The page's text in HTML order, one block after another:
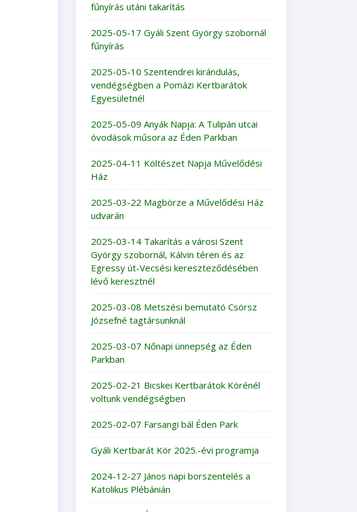
fűnyírás utáni takarítás
2025-05-17 Gyáli Szent György szobornál
fűnyírás
2025-05-10 Szentendrei kirándulás,
vendégségben a Pomázi Kertbarátok
Egyesületnél
2025-05-09 Anyák Napja: A Tulipán utcai
óvodások műsora az Éden Parkban
2025-04-11 Költészet Napja Művelődési
Ház
2025-03-22 Magbörze a Művelődési Ház
udvarán
2025-03-14 Takarítás a városi Szent
György szobornál, Kálvin téren és az
Egressy út-Vecsési kereszteződésében
lévő keresztnél
2025-03-08 Metszési bemutató Csörsz
Józsefné tagtársunknál
2025-03-07 Nőnapi ünnepség az Éden
Parkban
2025-02-21 Bicskei Kertbarátok Körénél
voltunk vendégségben
2025-02-07 Farsangi bál Éden Park
Gyáli Kertbarát Kör 2025.-évi programja
2024-12-27 János napi borszentelés a
Katolikus Plébánián